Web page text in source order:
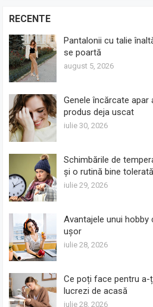
RECENTE
Pantalonii cu talie
se poartă
august 5, 2026
Genele încărcate apar
produs deja uscat
iulie 30, 2026
Schimbările de
și o rutină bine tolerată
iulie 29, 2026
Avantajele unui
ușor
iulie 28, 2026
Ce poți face pentru a-
lucrezi de acasă
iulie 28, 2026